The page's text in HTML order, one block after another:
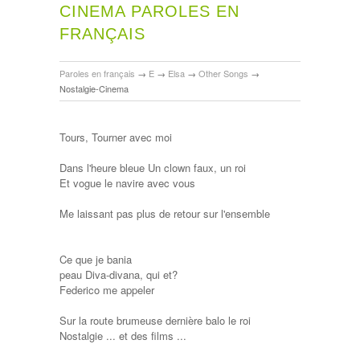
CINEMA PAROLES EN
FRANÇAIS
Paroles en français → E → Elsa → Other Songs →
Nostalgie-Cinema
Tours, Tourner avec moi
Dans l'heure bleue Un clown faux, un roi
Et vogue le navire avec vous
Me laissant pas plus de retour sur l'ensemble
Ce que je bania
peau Diva-divana, qui et?
Federico me appeler
Sur la route brumeuse dernière balo le roi
Nostalgie ... et des films ...